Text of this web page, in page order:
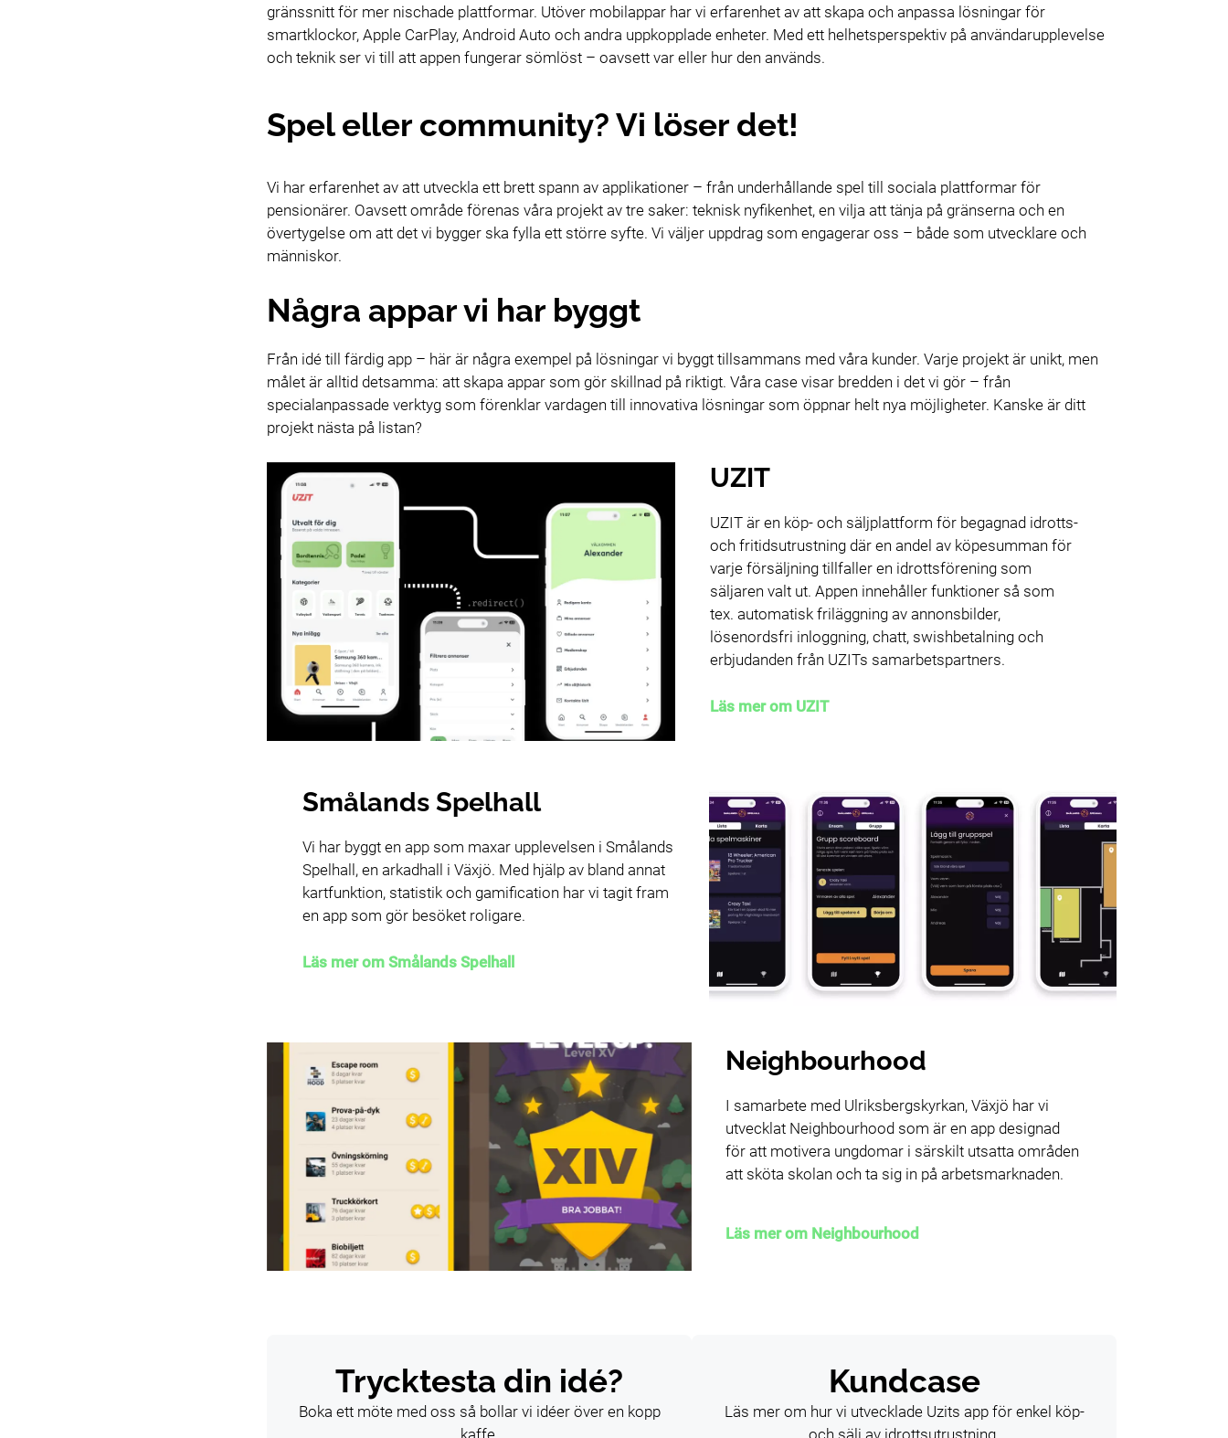
gränssnitt för mer nischade plattformar. Utöver mobilappar har vi erfarenhet av att skapa och anpassa lösningar för
smartklockor, Apple CarPlay, Android Auto och andra uppkopplade enheter. Med ett helhetsperspektiv på användarupplevelse
och teknik ser vi till att appen fungerar sömlöst – oavsett var eller hur den används.
Spel eller community? Vi löser det!
Vi har erfarenhet av att utveckla ett brett spann av applikationer – från underhållande spel till sociala plattformar för
pensionärer. Oavsett område förenas våra projekt av tre saker: teknisk nyfikenhet, en vilja att tänja på gränserna och en
övertygelse om att det vi bygger ska fylla ett större syfte. Vi väljer uppdrag som engagerar oss – både som utvecklare och
människor.
Några appar vi har byggt
Från idé till färdig app – här är några exempel på lösningar vi byggt tillsammans med våra kunder. Varje projekt är unikt, men
målet är alltid detsamma: att skapa appar som gör skillnad på riktigt. Våra case visar bredden i det vi gör – från
specialanpassade verktyg som förenklar vardagen till innovativa lösningar som öppnar helt nya möjligheter. Kanske är ditt
projekt nästa på listan?
UZIT
UZIT är en köp- och säljplattform för begagnad idrotts-
och fritidsutrustning där en andel av köpesumman för
varje försäljning tillfaller en idrottsförening som
säljaren valt ut. Appen innehåller funktioner så som
tex. automatisk friläggning av annonsbilder,
lösenordsfri inloggning, chatt, swishbetalning och
erbjudanden från UZITs samarbetspartners.
Läs mer om UZIT
Smålands Spelhall
Vi har byggt en app som maxar upplevelsen i Smålands
Spelhall, en arkadhall i Växjö. Med hjälp av bland annat
kartfunktion, statistik och gamification har vi tagit fram
en app som gör besöket roligare.
Läs mer om Smålands Spelhall
Neighbourhood
I samarbete med Ulriksbergskyrkan, Växjö har vi
utvecklat Neighbourhood som är en app designad
för att motivera ungdomar i särskilt utsatta områden
att sköta skolan och ta sig in på arbetsmarknaden.
Läs mer om Neighbourhood
Trycktesta din idé?
Boka ett möte med oss så bollar vi idéer över en kopp
Kundcase
Läs mer om hur vi utvecklade Uzits app för enkel köp-